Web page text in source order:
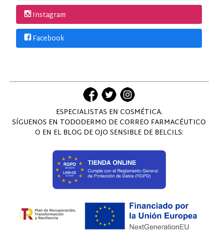
Instagram
Facebook
ESPECIALISTAS EN COSMÉTICA.
SÍGUENOS EN TODODERMO DE CORREO FARMACÉUTICO
O EN EL BLOG DE OJO SENSIBLE DE BELCILS: